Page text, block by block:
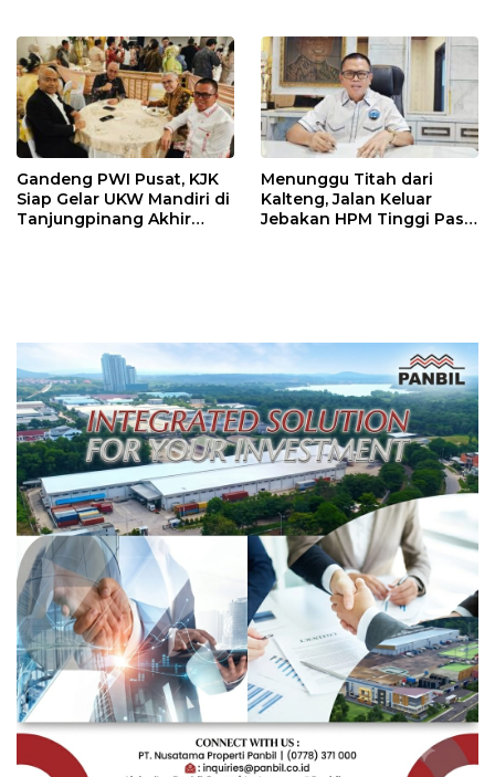
Gandeng PWI Pusat, KJK
Siap Gelar UKW Mandiri di
Tanjungpinang Akhir
Menunggu Titah dari
Kalteng, Jalan Keluar
Jebakan HPM Tinggi Pasir